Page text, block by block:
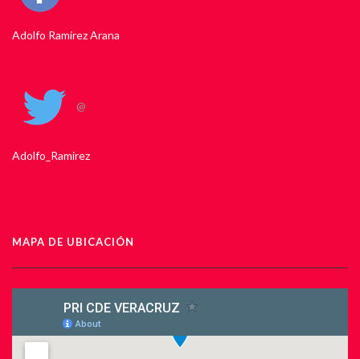
Adolfo Ramirez Arana
@
Adolfo_Ramirez
MAPA DE UBICACIÓN